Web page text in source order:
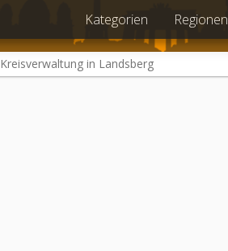
Kategorien Regionen
Kreisverwaltung in Landsberg